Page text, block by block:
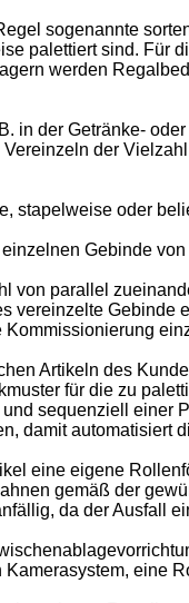
sogenannte
palettiert sind. Für
werden
in der Getränke-
der
stapelweise oder
Gebinde
von parallel
vereinzelte
Artikeln des
für die zu
sequenziell einer
damit
eine eigene
gemäß der
da der Ausfall
eine